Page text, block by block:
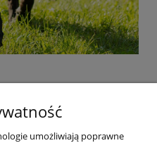
umożliwiają poprawne